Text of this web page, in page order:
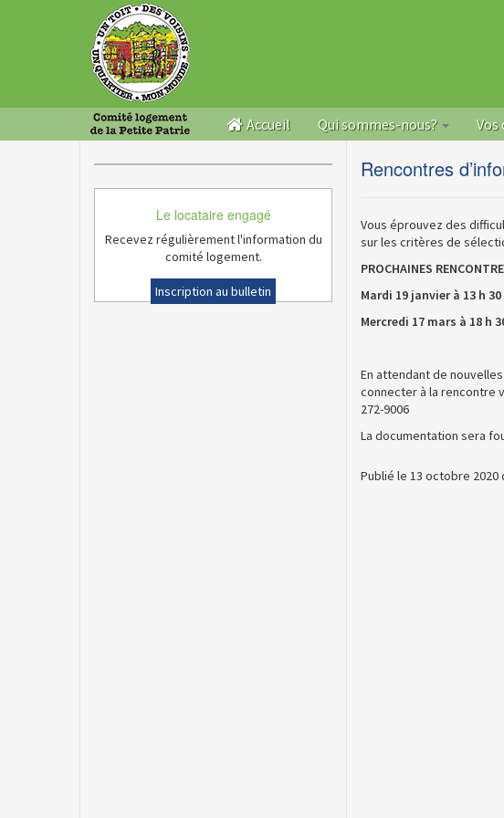
Accueil Qui sommes-nous?
Le locataire engagé
Recevez régulièrement l'information du
comité logement.
Inscription au bulletin
Rencontres
Vous éprouvez des
sur les critères de
PROCHAINES
Mardi 19 janvier à 13 h 30
Mercredi 17 mars à 18 h
En attendant de
connecter à la rencontre
272-9006
La documentation sera
Publié le 13 octobre 2020